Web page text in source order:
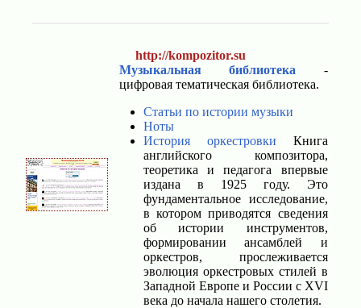
http://kompozitor.su
Музыкальная библиотека -
цифровая тематическая библиотека.
Статьи по истории музыки
Ноты
История оркестровки Книга
английского композитора,
теоретика и педагога впервые
издана в 1925 году. Это
фундаментальное исследование,
в котором приводятся сведения
об истории инструментов,
формировании ансамблей и
оркестров, прослеживается
эволюция оркестровых стилей в
Западной Европе и России с XVI
века до начала нашего столетия.